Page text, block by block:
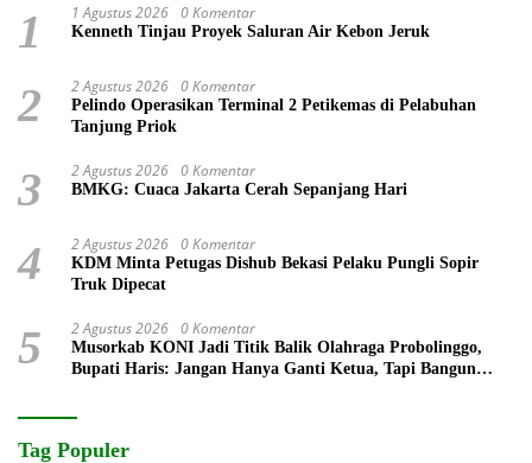
1 1 Agustus 2026 0 Komentar
Kenneth Tinjau Proyek Saluran Air Kebon Jeruk
2 2 Agustus 2026 0 Komentar
Pelindo Operasikan Terminal 2 Petikemas di Pelabuhan
Tanjung Priok
3 2 Agustus 2026 0 Komentar
BMKG: Cuaca Jakarta Cerah Sepanjang Hari
4 2 Agustus 2026 0 Komentar
KDM Minta Petugas Dishub Bekasi Pelaku Pungli Sopir
Truk Dipecat
5 2 Agustus 2026 0 Komentar
Musorkab KONI Jadi Titik Balik Olahraga Probolinggo,
Bupati Haris: Jangan Hanya Ganti Ketua, Tapi Bangun
Tag Populer